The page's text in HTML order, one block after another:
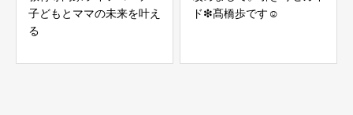
子どもとママの未来を叶え
る
ド❇︎髙橋歩です☺︎